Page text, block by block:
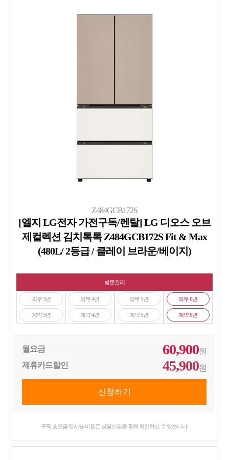
Z484GCB172S
[엘지 LG전자 가전구독/렌탈] LG 디오스 오브
제컬렉션 김치톡톡 Z484GCB172S Fit & Max
(480L/ 2등급 / 클레이 브라운/베이지)
방문관리
의무 3년
계약 3년
의무 4년
계약 4년
의무 5년
계약 5년
의무 6년
계약 6년
월요금 60,900원
제휴카드할인
45,900원
구독 총요금/일시불 비용은 상담신청을 통해 확인하실 수 있습니다.